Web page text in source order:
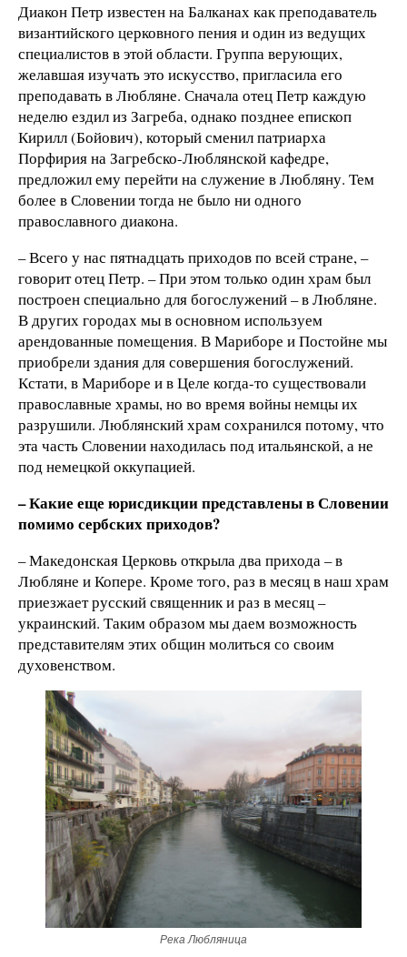
Диакон Петр известен на Балканах как преподаватель
византийского церковного пения и один из ведущих
специалистов в этой области. Группа верующих,
желавшая изучать это искусство, пригласила его
преподавать в Любляне. Сначала отец Петр каждую
неделю ездил из Загреба, однако позднее епископ
Кирилл (Бойович), который сменил патриарха
Порфирия на Загребско-Люблянской кафедре,
предложил ему перейти на служение в Любляну. Тем
более в Словении тогда не было ни одного
православного диакона.
– Всего у нас пятнадцать приходов по всей стране, –
говорит отец Петр. – При этом только один храм был
построен специально для богослужений – в Любляне.
В других городах мы в основном используем
арендованные помещения. В Мариборе и Постойне мы
приобрели здания для совершения богослужений.
Кстати, в Мариборе и в Целе когда-то существовали
православные храмы, но во время войны немцы их
разрушили. Люблянский храм сохранился потому, что
эта часть Словении находилась под итальянской, а не
под немецкой оккупацией.
– Какие еще юрисдикции представлены в Словении
помимо сербских приходов?
– Македонская Церковь открыла два прихода – в
Любляне и Копере. Кроме того, раз в месяц в наш храм
приезжает русский священник и раз в месяц –
украинский. Таким образом мы даем возможность
представителям этих общин молиться со своим
духовенством.
Река Любляница